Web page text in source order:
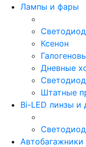
Лампы и фары
Ксенон
Дневные
Штатные
Bi-LED линзы и
Автобагажники